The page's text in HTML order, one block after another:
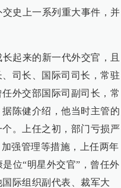
史上一系列重大事件，并
起来的新一代外交官，且
司长、国际司司长，常驻
外交部国际司副司长，常
陈健介绍，他当时主管的
。上任之初，部门亏损严
强管理等措施，上任两年
位“明星外交官”，曾任外
际组织副代表、裁军大